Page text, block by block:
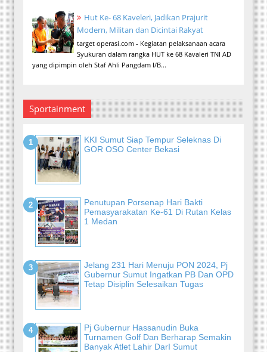
Hut Ke- 68 Kaveleri, Jadikan Prajurit
Modern, Militan dan Dicintai Rakyat
target operasi.com - Kegiatan pelaksanaan acara
Syukuran dalam rangka HUT ke 68 Kavaleri TNI AD
yang dipimpin oleh Staf Ahli Pangdam I/B...
Sportainment
KKI Sumut Siap Tempur Seleknas Di
GOR OSO Center Bekasi
Penutupan Porsenap Hari Bakti
Pemasyarakatan Ke-61 Di Rutan Kelas
1 Medan
Jelang 231 Hari Menuju PON 2024, Pj
Gubernur Sumut Ingatkan PB Dan OPD
Tetap Disiplin Selesaikan Tugas
Pj Gubernur Hassanudin Buka
Turnamen Golf Dan Berharap Semakin
Banyak Atlet Lahir DarI Sumut